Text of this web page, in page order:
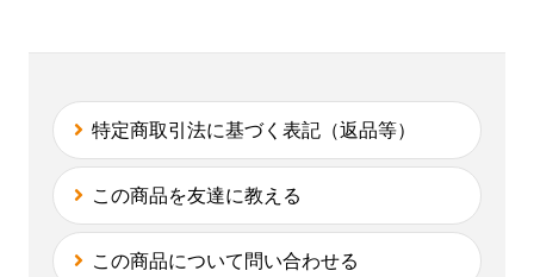
特定商取引法に基づく表記（返品等）
この商品を友達に教える
この商品について問い合わせる